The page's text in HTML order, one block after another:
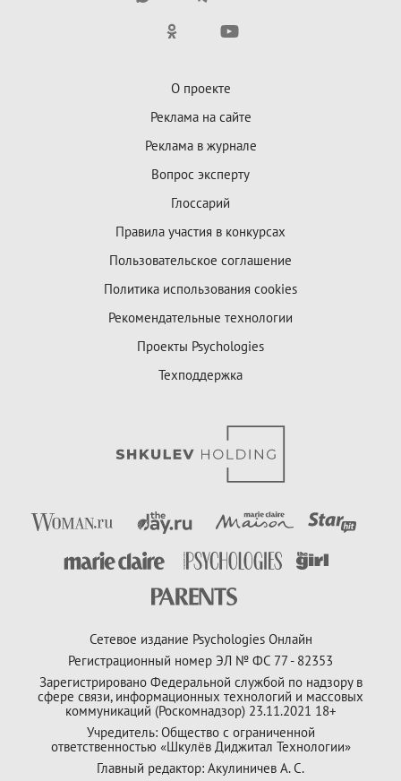
О проекте
Реклама на сайте
Реклама в журнале
Вопрос эксперту
Глоссарий
Правила участия в конкурсах
Пользовательское соглашение
Политика использования cookies
Рекомендательные технологии
Проекты Psychologies
Техподдержка
Сетевое издание Psychologies Онлайн
Регистрационный номер ЭЛ № ФС 77 - 82353
Зарегистрировано Федеральной службой по надзору в
сфере связи, информационных технологий и массовых
коммуникаций (Роскомнадзор) 23.11.2021 18+
Учредитель: Общество с ограниченной
ответственностью «Шкулёв Диджитал Технологии»
Главный редактор: Акулиничев А. С.